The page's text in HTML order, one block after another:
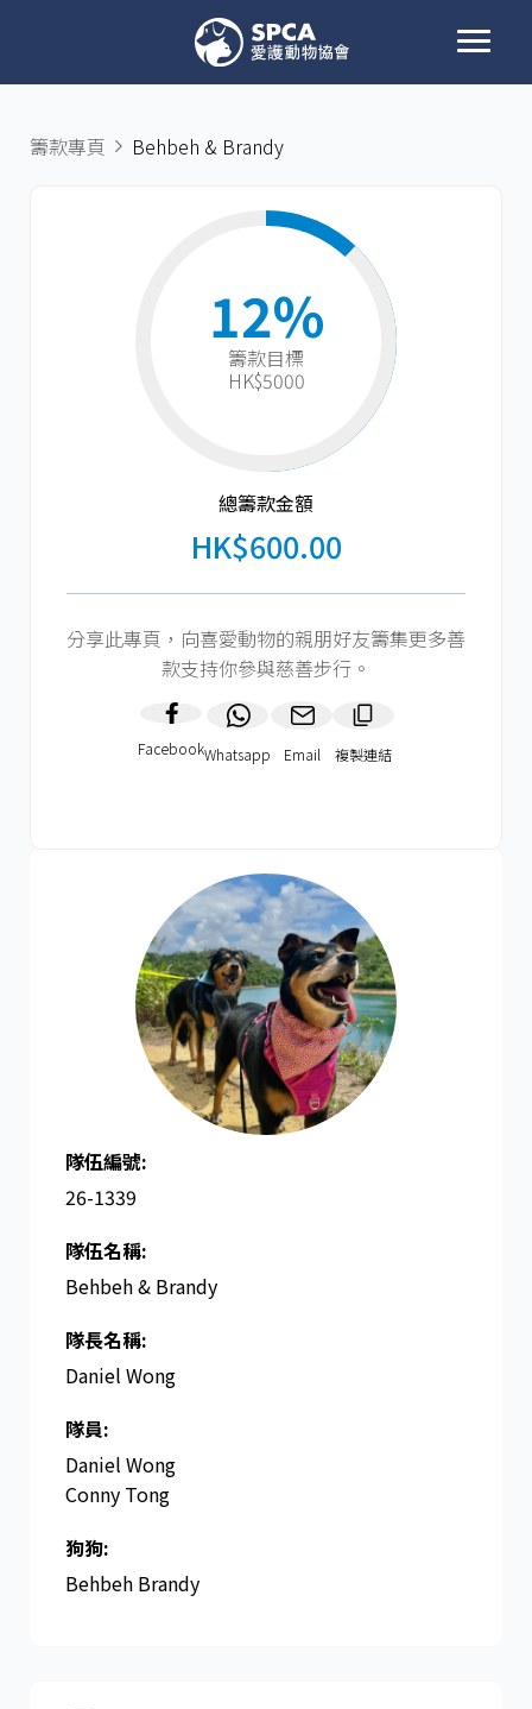
籌款專頁 Behbeh & Brandy
隊伍編號:
26-1339
隊伍名稱:
Behbeh & Brandy
隊長名稱​:
Daniel Wong
隊員:
Daniel Wong
Conny Tong
狗狗:
Behbeh Brandy
12%
籌款目標​
HK$5000
總籌款金額​
HK$600.00
分享此專頁，向喜愛動物的親朋好友籌集更多善
款支持你參與慈善步行。
FacebookWhatsapp Email 複製連結​